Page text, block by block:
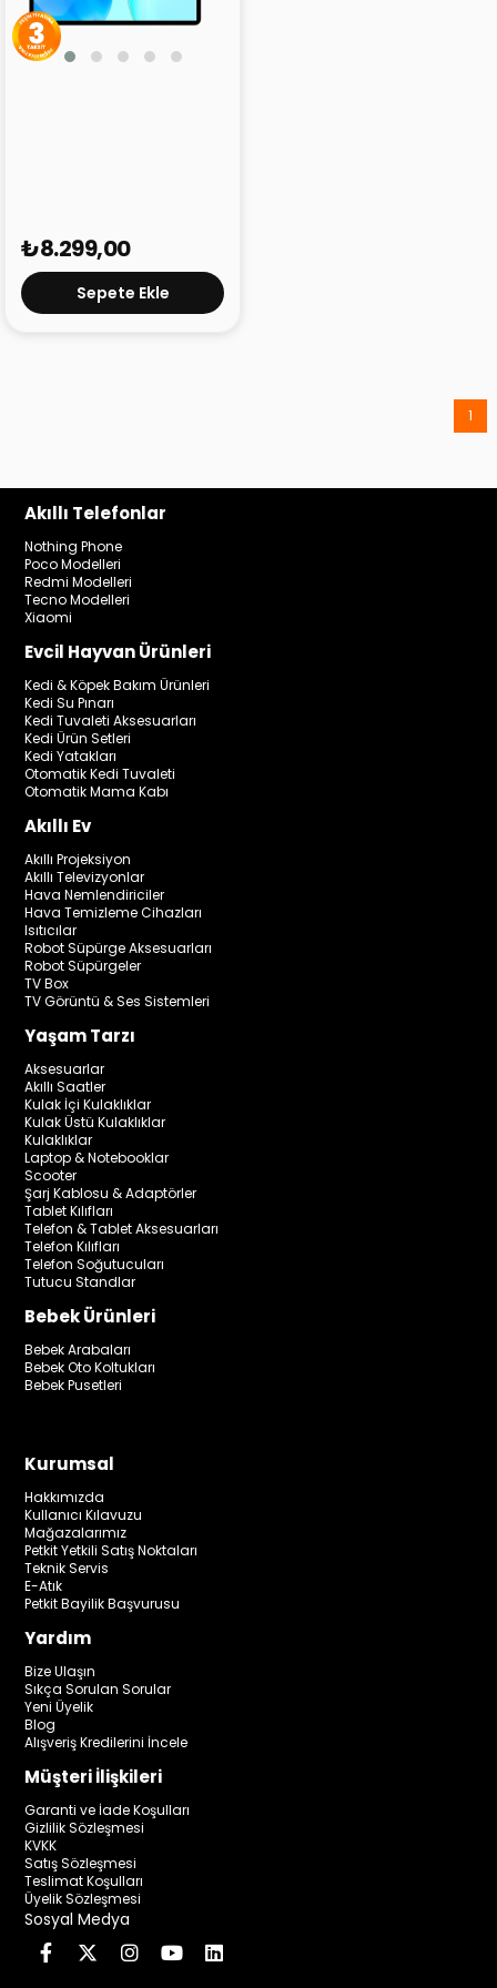
₺8.299,00
Sepete Ekle
1
Akıllı Telefonlar
Nothing Phone
Poco Modelleri
Redmi Modelleri
Tecno Modelleri
Xiaomi
Evcil Hayvan Ürünleri
Kedi & Köpek Bakım Ürünleri
Kedi Su Pınarı
Kedi Tuvaleti Aksesuarları
Kedi Ürün Setleri
Kedi Yatakları
Otomatik Kedi Tuvaleti
Otomatik Mama Kabı
Akıllı Ev
Akıllı Projeksiyon
Akıllı Televizyonlar
Hava Nemlendiriciler
Hava Temizleme Cihazları
Isıtıcılar
Robot Süpürge Aksesuarları
Robot Süpürgeler
TV Box
TV Görüntü & Ses Sistemleri
Yaşam Tarzı
Aksesuarlar
Akıllı Saatler
Kulak İçi Kulaklıklar
Kulak Üstü Kulaklıklar
Kulaklıklar
Laptop & Notebooklar
Scooter
Şarj Kablosu & Adaptörler
Tablet Kılıfları
Telefon & Tablet Aksesuarları
Telefon Kılıfları
Telefon Soğutucuları
Tutucu Standlar
Bebek Ürünleri
Bebek Arabaları
Bebek Oto Koltukları
Bebek Pusetleri
Kurumsal
Hakkımızda
Kullanıcı Kılavuzu
Mağazalarımız
Petkit Yetkili Satış Noktaları
Teknik Servis
E-Atık
Petkit Bayilik Başvurusu
Yardım
Bize Ulaşın
Sıkça Sorulan Sorular
Yeni Üyelik
Blog
Alışveriş Kredilerini İncele
Müşteri İlişkileri
Garanti ve İade Koşulları
Gizlilik Sözleşmesi
KVKK
Satış Sözleşmesi
Teslimat Koşulları
Üyelik Sözleşmesi
Sosyal Medya